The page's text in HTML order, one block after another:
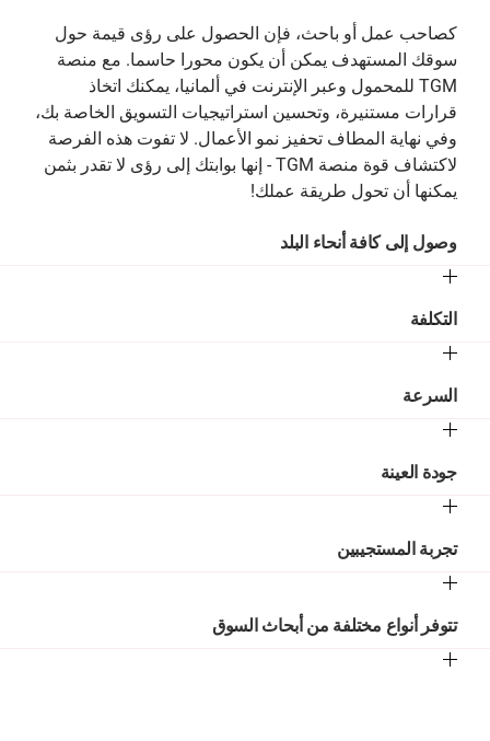
كصاحب عمل أو باحث، فإن الحصول على رؤى قيمة حول
سوقك المستهدف يمكن أن يكون محورا حاسما. مع منصة
TGM للمحمول وعبر الإنترنت في ألمانيا، يمكنك اتخاذ
قرارات مستنيرة، وتحسين استراتيجيات التسويق الخاصة بك،
وفي نهاية المطاف تحفيز نمو الأعمال. لا تفوت هذه الفرصة
لاكتشاف قوة منصة TGM - إنها بوابتك إلى رؤى لا تقدر بثمن
يمكنها أن تحول طريقة عملك!
وصول إلى كافة أنحاء البلد
التكلفة
السرعة
جودة العينة
تجربة المستجيبين
تتوفر أنواع مختلفة من أبحاث السوق